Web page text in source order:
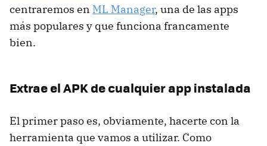
centraremos en ML Manager, una de las apps
más populares y que funciona francamente
bien.
Extrae el APK de cualquier app instalada
El primer paso es, obviamente, hacerte con la
herramienta que vamos a utilizar. Como